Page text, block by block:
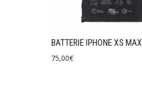
BATTERIE IPHONE XS MAX
75,00€